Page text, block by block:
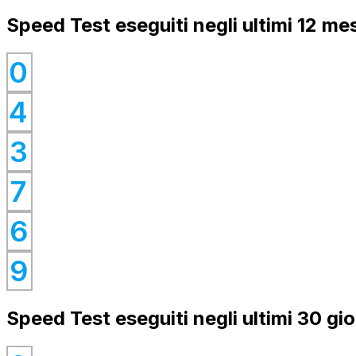
Speed Test eseguiti negli ultimi 12
0
0
4
0
3
0
7
0
6
0
9
0
Speed Test eseguiti negli ultimi 30